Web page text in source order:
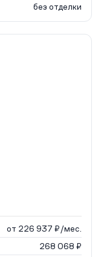
без отделки
от 226 937 ₽/мес.
268 068 ₽